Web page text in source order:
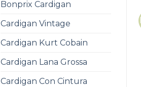
Bonprix Cardigan
Cardigan Vintage
Cardigan Kurt Cobain
Cardigan Lana Grossa
Cardigan Con Cintura